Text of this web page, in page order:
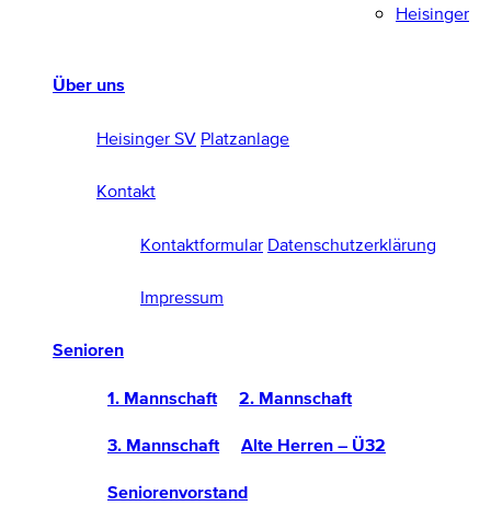
1952/96 E.V.
Über uns
Heisinger SV Platzanlage
Kontakt
Kontaktformular Datenschutzerklärung
Impressum
Senioren
1. Mannschaft 2. Mannschaft
3. Mannschaft Alte Herren – Ü32
Seniorenvorstand
Heisinger